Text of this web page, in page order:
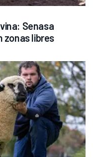
Senasa
zonas libres